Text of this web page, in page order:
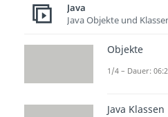
Java
Java Objekte und
Objekte
1/4 – Dauer:
Java Klassen